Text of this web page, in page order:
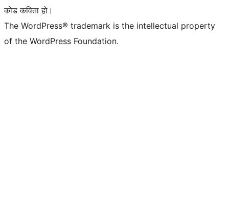
कोड कविता हो।
The WordPress® trademark is the intellectual property
of the WordPress Foundation.